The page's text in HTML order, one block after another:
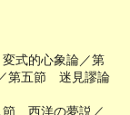
式的心象論／第
第五節 迷見謬論
西洋の夢説／